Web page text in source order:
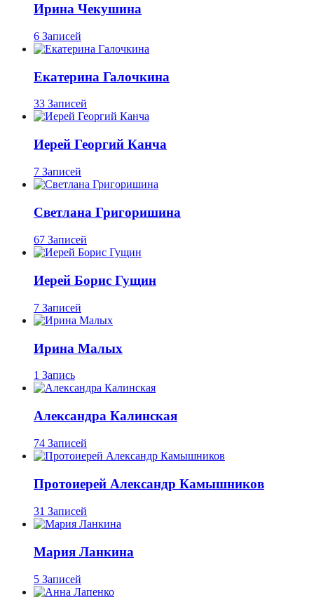
Ирина Чекушина
6 Записей
Екатерина Галочкина
33 Записей
Иерей Георгий Канча
7 Записей
Светлана Григоришина
67 Записей
Иерей Борис Гущин
7 Записей
Ирина Малых
1 Запись
Александра Калинская
74 Записей
Протоиерей Александр Камышников
31 Записей
Мария Ланкина
5 Записей